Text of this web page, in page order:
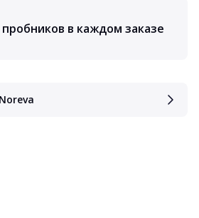
в каждом заказе